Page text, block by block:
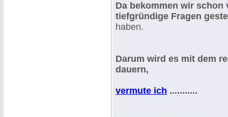
Da bekommen wir
tiefgründige Fragen
haben.
Darum wird es mit dem
dauern,
vermute ich ...........